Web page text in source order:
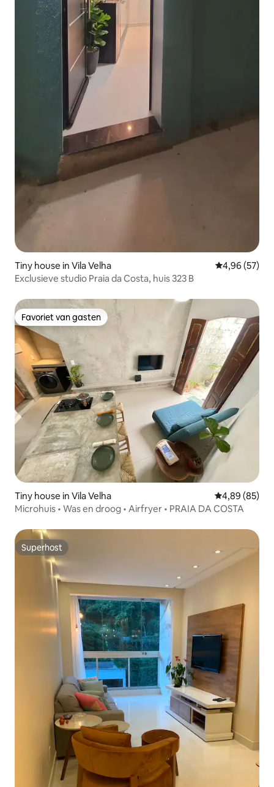
Tiny house in Vila Velha Gemiddelde
4,96 (57)
Exclusieve studio Praia da Costa, huis 323 B
Favoriet van gasten
Favoriet van gasten
Tiny house in Vila Velha Gemiddelde
4,89 (85)
Microhuis • Was en droog • Airfryer • PRAIA DA COSTA
Superhost
Superhost